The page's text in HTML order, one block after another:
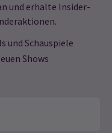
und erhalte Insider-
und Schauspiele
Shows